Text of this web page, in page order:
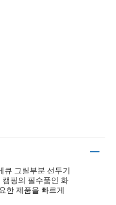
그릴부분 선두기
핑의 필수품인 화
한 제품을 빠르게